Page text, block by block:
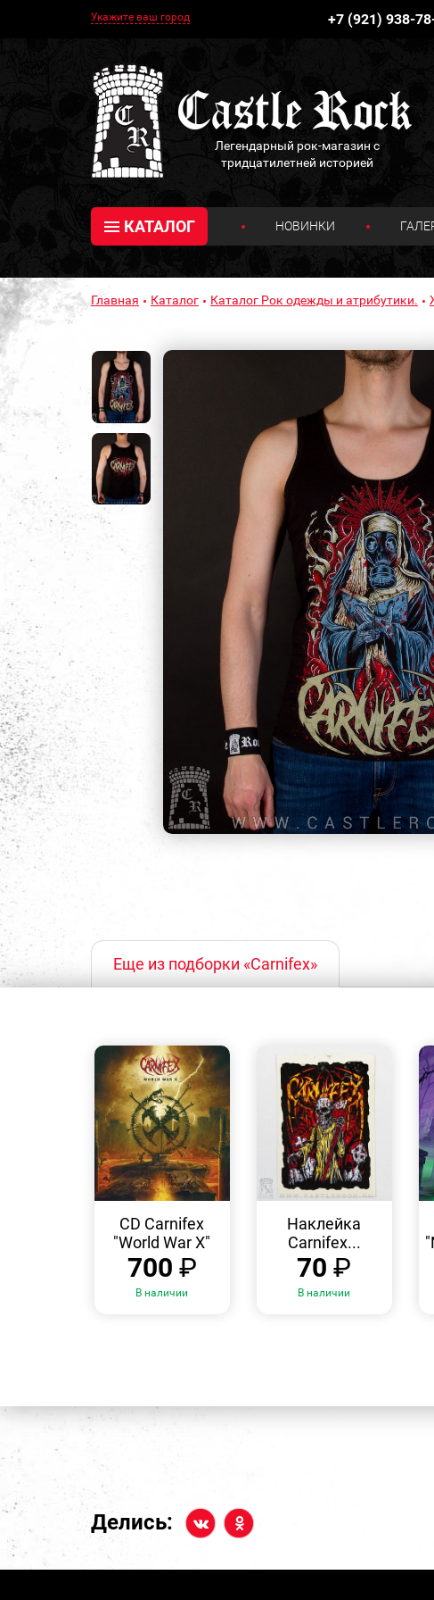
Укажите ваш город +7 (921) 938-
Легендарный рок-магазин с
тридцатилетней историей
КАТАЛОГ НОВИНКИ
Главная Каталог Каталог Рок одежды и атрибутики.
Еще из подборки «Carnifex»
ПРОСМОТР
CD Carnifex
"World War X"
700 ₽
В наличии
ПРОСМОТР
Наклейка
Carnifex...
70₽
В наличии
Делись: